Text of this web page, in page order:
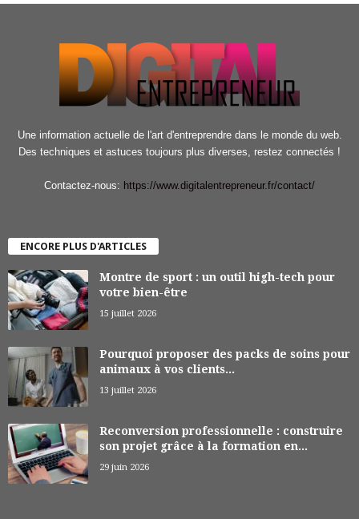
Une information actuelle de l'art d'entreprendre dans le monde du web.
Des techniques et astuces toujours plus diverses, restez connectés !
Contactez-nous: https://www.digitalentrepreneur.fr/contact/
ENCORE PLUS D'ARTICLES
Montre de sport : un outil high-tech pour
votre bien-être
15 juillet 2026
Pourquoi proposer des packs de soins pour
animaux à vos clients...
13 juillet 2026
Reconversion professionnelle : construire
son projet grâce à la formation en...
29 juin 2026